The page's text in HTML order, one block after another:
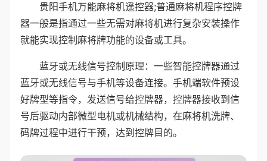
贵阳手机万能麻将机遥控器;普通麻将机程序控牌
器一般是指通过一些无需对麻将机进行复杂安装操作
就能实现控制麻将牌功能的设备或工具。
蓝牙或无线信号控制原理：一些智能控牌器通过
蓝牙或无线信号与手机等设备连接。手机端软件预设
好牌型等指令，发送信号给控牌器，控牌器接收到信
号后驱动内部微型电机或机械结构，在麻将机洗牌、
码牌过程中进行干预，达到控牌目的。